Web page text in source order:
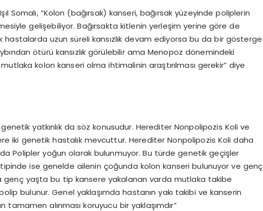
Somalı, “Kolon (bağırsak) kanseri, bağırsak yüzeyinde poliplerin
gelişebiliyor. Bağırsakta kitlenin yerleşim yerine göre de
hastalarda uzun süreli kansızlık devam ediyorsa bu da bir gösterge
ötürü kansızlık görülebilir ama Menopoz dönemindeki
kolon kanseri olma ihtimalinin araştırılması gerekir” diye
genetik yatkınlık da söz konusudur. Herediter Nonpolipozis Koli ve
iki genetik hastalık mevcuttur. Herediter Nonpolipozis Koli daha
Polipler yoğun olarak bulunmuyor. Bu türde genetik geçişler
ise genelde ailenin çoğunda kolon kanseri bulunuyor ve genç
genç yaşta bu tip kansere yakalanan varda mutlaka takibe
bulunur. Genel yaklaşımda hastanın yakı takibi ve kanserin
tamamen alınması koruyucu bir yaklaşımdır”